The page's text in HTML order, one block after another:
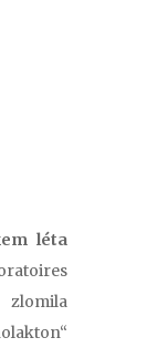
léta
zlomila